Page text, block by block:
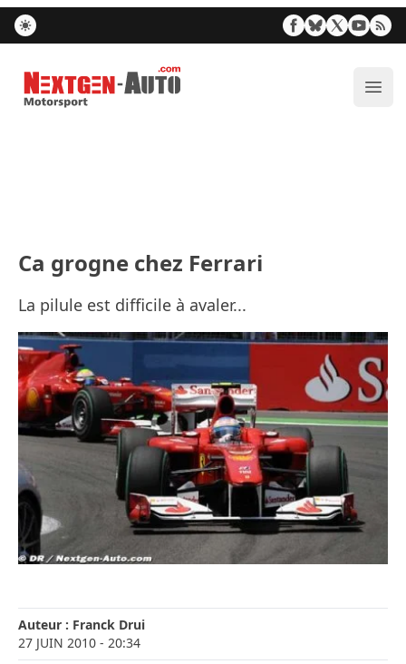
Nextgen-Auto.com
Ca grogne chez Ferrari
La pilule est difficile à avaler...
Auteur : Franck Drui
27 JUIN 2010 - 20:34